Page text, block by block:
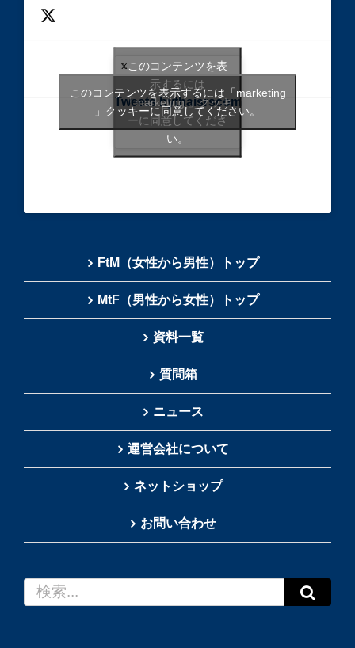
Tweets bythaisrscom
このコンテンツを表
示するには
「marketing 」クッキ
ーに同意してくださ
い。
このコンテンツを表示するには「marketing
」クッキーに同意してください。
FtM（女性から男性）トップ
MtF（男性から女性）トップ
資料一覧
質問箱
ニュース
運営会社について
ネットショップ
お問い合わせ
索